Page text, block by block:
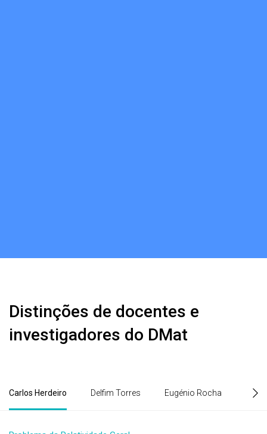
Distinções de docentes e
investigadores do DMat
Carlos Herdeiro Delfim Torres Eugénio Rocha